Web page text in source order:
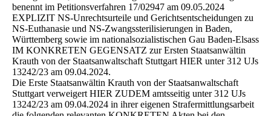
benennt im Petitionsverfahren 17/02947 am 09.05.2024
EXPLIZIT NS-Unrechtsurteile und Gerichtsentscheidungen zu
NS-Euthanasie und NS-Zwangssterilisierungen in Baden,
Württemberg sowie im nationalsozialistischen Gau Baden-Elsass
IM KONKRETEN GEGENSATZ zur Ersten Staatsanwältin
Krauth von der Staatsanwaltschaft Stuttgart HIER unter 312 UJs
13242/23 am 09.04.2024.
Die Erste Staatsanwältin Krauth von der Staatsanwaltschaft
Stuttgart verweigert HIER ZUDEM amtsseitig unter 312 UJs
13242/23 am 09.04.2024 in ihrer eigenen Strafermittlungsarbeit